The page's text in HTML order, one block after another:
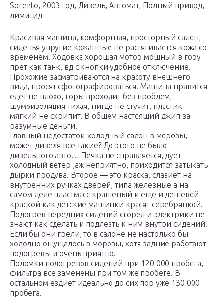
Sorento, 2003 год, Дизель, Автомат, Полный привод,
лимитид
Красивая машина, комфортная, просторный салон,
сиденья упругие кожанные не растягивается кожа со
временем. Ходовка хорошая мотор мощный в гору
прет как танк, вд с кнопки удобное отключение.
Прохожие засматриваются на красоту внешнего
вида, просят сфотографироваться. Машина нравится
едет не плохо, горы проходит без проблем,
шумоизоляция тихая, нигде не стучит, пластик
мягкий не скрипит. В общем настоящий джип за
разумные деньги.
Главный недостаток-холодный салон в морозы,
может дизеля все такие? До этого не было
дизельного авто… Печка не справляется, дует
холодный ветер ,аж неприятно, приходится затыкать
дырки продува. Второе — это краска, слазиет на
внутренних ручках дверей, типа железные а на
самом деле пластмасс крашеный и еще и дешевой
краской как детские машинки красят серебрянкой.
Подогрев передних сидений сгорел и электрики не
знают как сделать и подлезть к ним внутри сидений.
Если бы они грели, то в салоне не настолько бы
холодно ощущалось в морозы, хотя задние работают
подогревы и очень приятно.
Поломки подогревов сидений при 120 000 пробега,
фильтра все заменены при том же пробеге. В
остальном ездиет идеально до сих пор уже 130 000
пробега.